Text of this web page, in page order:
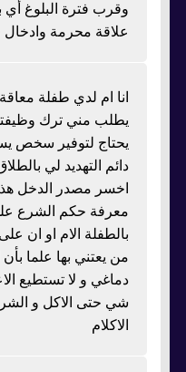
وقرب فترة البلوغ أي
علاقة محرمة وادخال
انا ام لدي طفلة
يطلب مني ترك وظيفتي
يحتاج لتوفير سخص
دائم التهديد لي
اخسر مصدر الدخل
معرفة حكم الشرع
بالطفلة الام او ان
من يعتني بها علما
دماغي و لا تستطيع
شي حتى الاكل و
الاكلام